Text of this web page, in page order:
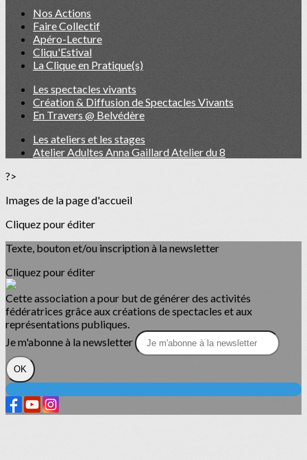
Nos Actions
Faire Collectif
Apéro-Lecture
Cliqu'Estival
La Clique en Pratique(s)
Les spectacles vivants
Création & Diffusion de Spectacles Vivants
En Travers @ Belvédère
Les ateliers et les stages
Atelier Adultes Anna Gaillard Atelier du 8
?>
Images de la page d'accueil
Cliquez pour éditer
Texte, bouton et/ou inscription à la newsletter
Cliquez pour éditer
Cette association a pour but de générer des activités
fédératrices grâce aux créations de spectacles et aux
représentations publiques.
Je m'abonne à la newsletter
OK